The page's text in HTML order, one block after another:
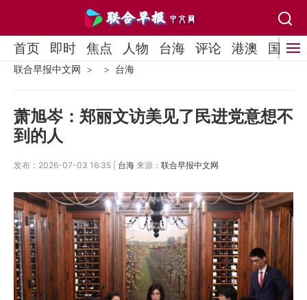
首页 即时 焦点 人物 台海 评论 港澳 国际
联合早报中文网 台海
萧旭岑：郑丽文访美见了民进党意想不
到的人
发布：2026-07-03 16:35 | 台海 来源： 联合早报中文网